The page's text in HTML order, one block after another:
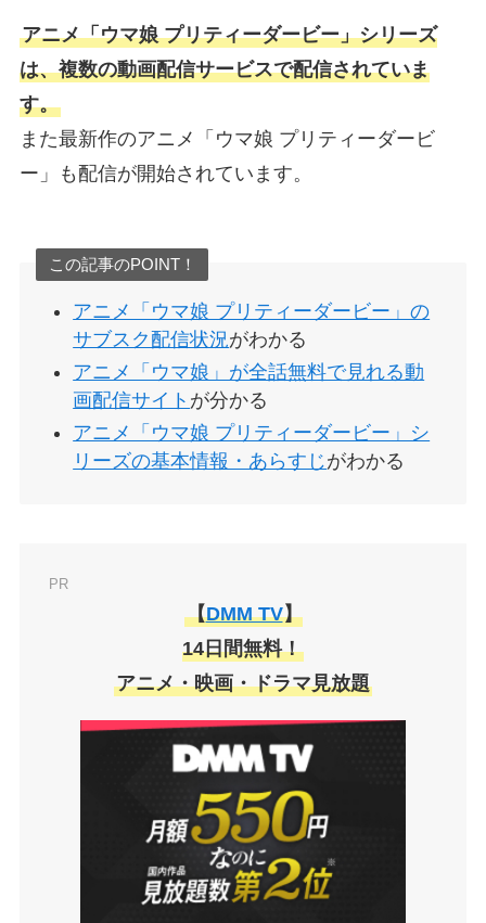
アニメ「ウマ娘 プリティーダービー」シリーズ
は、複数の動画配信サービスで配信されていま
す。
また最新作のアニメ「ウマ娘 プリティーダービ
ー」も配信が開始されています。
この記事のPOINT！
アニメ「ウマ娘 プリティーダービー」の
サブスク配信状況がわかる
アニメ「ウマ娘」が全話無料で見れる動
画配信サイト が分かる
アニメ「ウマ娘 プリティーダービー」シ
リーズの基本情報・あらすじがわかる
PR
【DMM TV】
14日間無料！
アニメ・映画・ドラマ見放題